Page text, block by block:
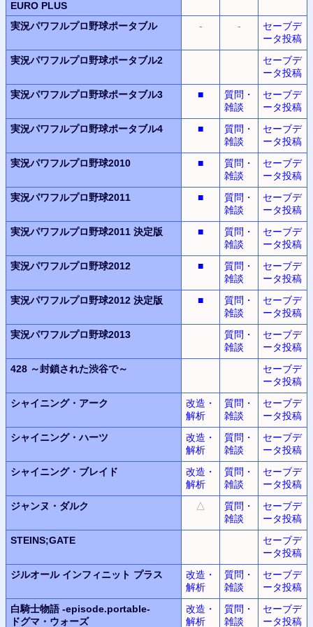
EURO PLUS
実況パワフルプロ野球ポータブル
- -
セーブデ
ータ投稿
実況パワフルプロ野球ポータブル2
セーブデ
ータ投稿
実況パワフルプロ野球ポータブル3
■
質問・
雑談
セーブデ
ータ投稿
実況パワフルプロ野球ポータブル4
■
質問・
雑談
セーブデ
ータ投稿
実況パワフルプロ野球2010
■
質問・
雑談
セーブデ
ータ投稿
実況パワフルプロ野球2011
■
質問・
雑談
セーブデ
ータ投稿
実況パワフルプロ野球2011 決定版 ■
質問・
雑談
セーブデ
ータ投稿
実況パワフルプロ野球2012
■
質問・
雑談
セーブデ
ータ投稿
実況パワフルプロ野球2012 決定版 ■
質問・
雑談
セーブデ
ータ投稿
実況パワフルプロ野球2013
質問・
雑談
セーブデ
ータ投稿
428 ～封鎖された渋谷で～
セーブデ
ータ投稿
シャイニング・アーク
改造・
解析
質問・
雑談
セーブデ
ータ投稿
シャイニング・ハーツ
改造・
解析
質問・
雑談
セーブデ
ータ投稿
シャイニング・ブレイド
改造・
解析
質問・
雑談
セーブデ
ータ投稿
ジャンヌ・ダルク
△
質問・
雑談
セーブデ
ータ投稿
STEINS;GATE
セーブデ
ータ投稿
ジルオール インフィニット プラス
改造・
解析
質問・
雑談
セーブデ
ータ投稿
白騎士物語 -episode.portable-
ドグマ・ウォーズ
改造・
解析
質問・
雑談
セーブデ
ータ投稿